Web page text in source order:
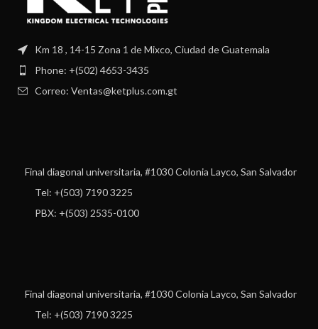
Km 18 , 14-15 Zona 1 de Mixco, Ciudad de Guatemala
Phone: +(502) 4653-3435
Correo: Ventas@ketplus.com.gt
Final diagonal universitaria, #1030 Colonia Layco, San Salvador
Tel: +(503) 7190 3225
PBX: +(503) 2535-0100
Final diagonal universitaria, #1030 Colonia Layco, San Salvador
Tel: +(503) 7190 3225